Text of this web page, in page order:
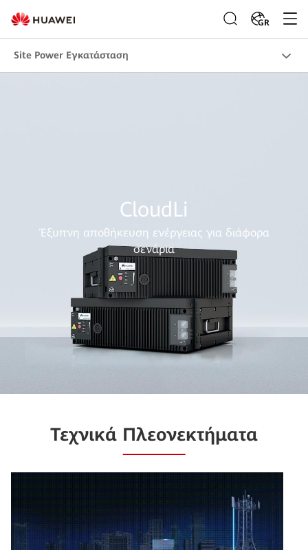
GR
Site Power Εγκατάσταση
CloudLi
Έξυπνη αποθήκευση ενέργειας για διάφορα
σενάρια
Τεχνικά Πλεονεκτήματα